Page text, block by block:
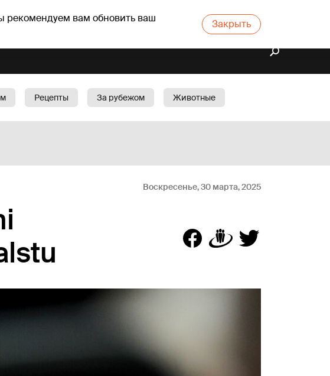
рекомендуем вам обновить ваш
Закрыть
Рецепты За рубежом
Животные
Воскресенье, 30 марта, 2025